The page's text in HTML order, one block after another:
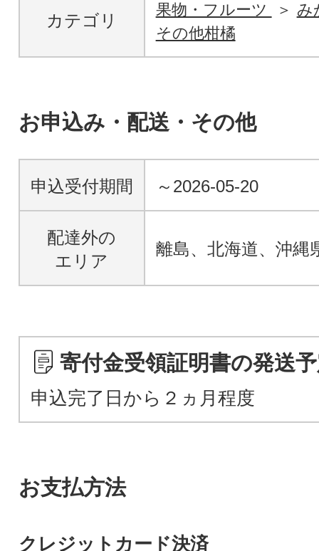
カテゴリ
果物・フルーツ
み
その他柑橘
お申込み・配送・その他
申込受付期間 ～2026-05-20
配達外の
エリア
離島、北海道、沖縄
寄付金受領証明書の発送
申込完了日から２ヵ月程度
お支払方法
クレジットカード決済